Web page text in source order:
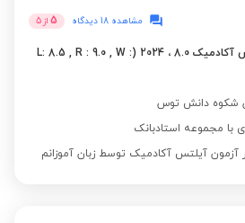
مشاهده 18 دیدگاه 5 از 5
افتخار تحصیلی: آیلتس آکادمیک 8.0 ، 2024 (L: 8.5 , R : 9.0 , W :
شکوه دانش توس
مجموعه استادبانک